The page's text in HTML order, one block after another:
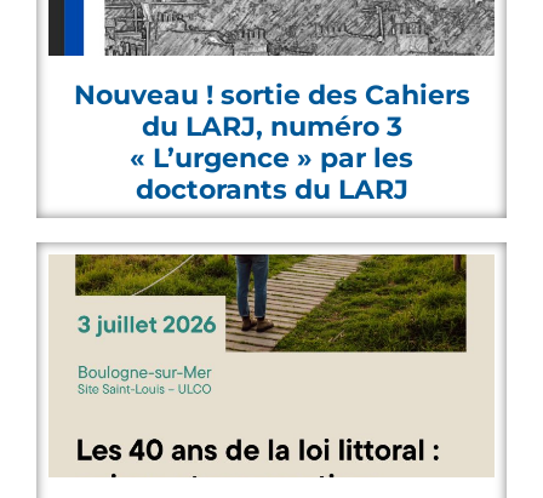
Nouveau ! sortie des Cahiers
du LARJ, numéro 3
« L’urgence » par les
doctorants du LARJ